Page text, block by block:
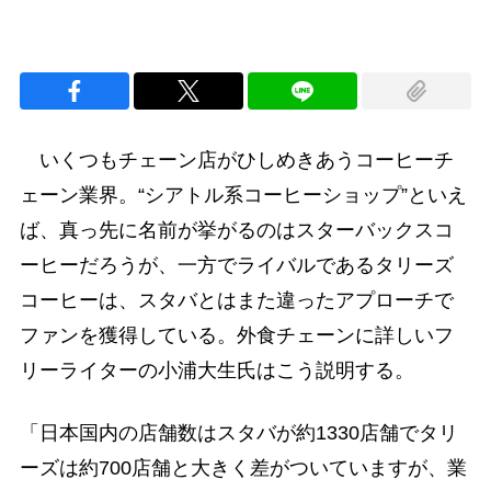
いくつもチェーン店がひしめきあうコーヒーチ
ェーン業界。“シアトル系コーヒーショップ”といえ
ば、真っ先に名前が挙がるのはスターバックスコ
ーヒーだろうが、一方でライバルであるタリーズ
コーヒーは、スタバとはまた違ったアプローチで
ファンを獲得している。外食チェーンに詳しいフ
リーライターの小浦大生氏はこう説明する。
「日本国内の店舗数はスタバが約1330店舗でタリ
ーズは約700店舗と大きく差がついていますが、業